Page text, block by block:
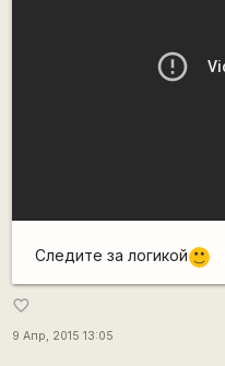
Следите за логикой :)
favorite_border
9 Апр, 2015 13:05